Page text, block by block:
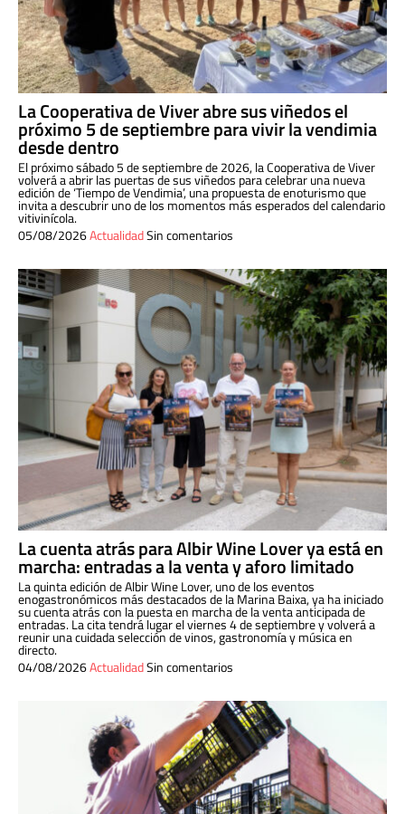
La Cooperativa de Viver abre sus viñedos el
próximo 5 de septiembre para vivir la vendimia
desde dentro
El próximo sábado 5 de septiembre de 2026, la Cooperativa de Viver
volverá a abrir las puertas de sus viñedos para celebrar una nueva
edición de ‘Tiempo de Vendimia’, una propuesta de enoturismo que
invita a descubrir uno de los momentos más esperados del calendario
vitivinícola.
05/08/2026ActualidadSin comentarios
La cuenta atrás para Albir Wine Lover ya está en
marcha: entradas a la venta y aforo limitado
La quinta edición de Albir Wine Lover, uno de los eventos
enogastronómicos más destacados de la Marina Baixa, ya ha iniciado
su cuenta atrás con la puesta en marcha de la venta anticipada de
entradas. La cita tendrá lugar el viernes 4 de septiembre y volverá a
reunir una cuidada selección de vinos, gastronomía y música en
directo.
04/08/2026ActualidadSin comentarios